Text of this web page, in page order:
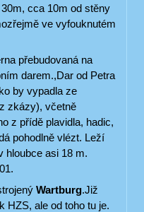
cca 10m od stěny
ve vyfouknutém
přebudovaná na
darem.,Dar od Petra
by vypadla ze
zkázy), včetně
z přídě plavidla, hadic,
pohodlně vlézt. Leží
hloubce asi 18 m.
Wartburg.Již
HZS, ale od toho tu je.